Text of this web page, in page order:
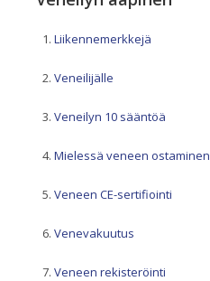
Liikennemerkkejä
Veneilijälle
Veneilyn 10 sääntöä
Mielessä veneen ostaminen
Veneen CE-sertifiointi
Venevakuutus
Veneen rekisteröinti